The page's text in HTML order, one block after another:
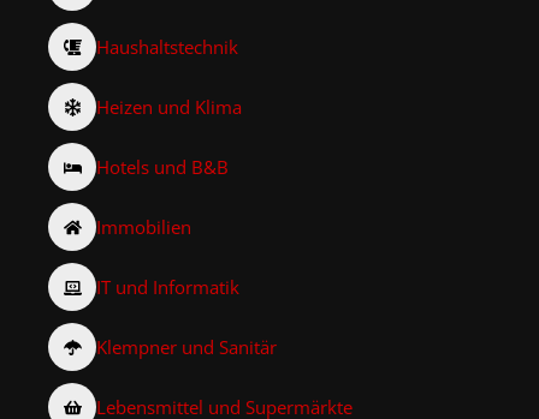
Haushaltstechnik
Heizen und Klima
Hotels und B&B
Immobilien
IT und Informatik
Klempner und Sanitär
Lebensmittel und Supermärkte